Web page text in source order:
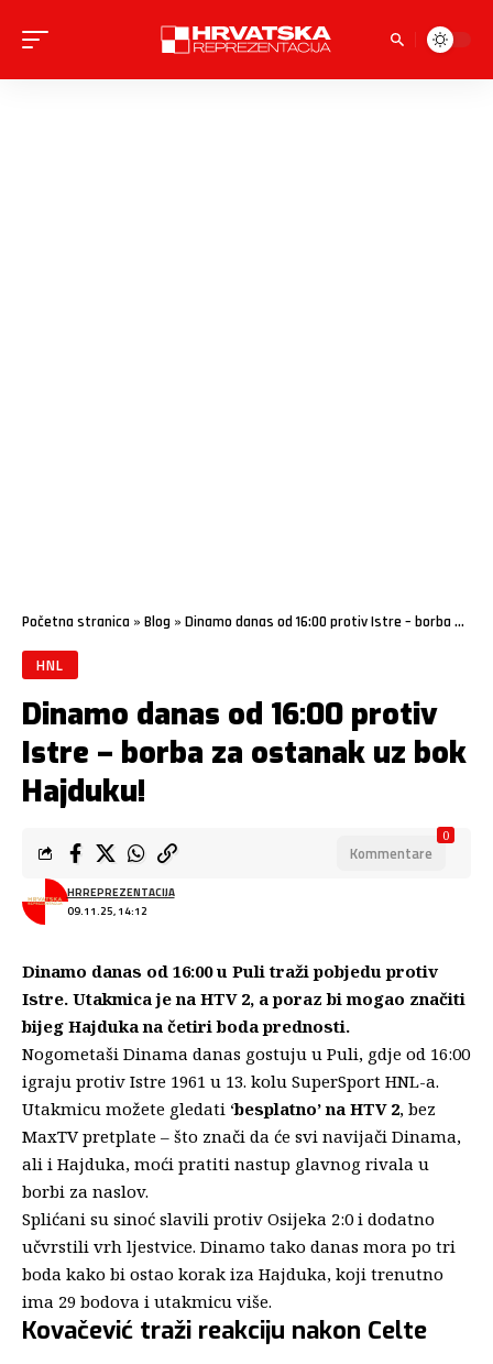
Početna stranica » Blog » Dinamo danas od 16:00 protiv Istre – borba za ostanak uz bok Hajduku!
HNL
Dinamo danas od 16:00 protiv
Istre – borba za ostanak uz bok
Hajduku!
09.11.25, 14:12
HRREPREZENTACIJA
Kommentare
0
Dinamo danas od 16:00 u Puli traži pobjedu protiv
Istre. Utakmica je na HTV 2, a poraz bi mogao značiti
bijeg Hajduka na četiri boda prednosti.
Nogometaši Dinama danas gostuju u Puli, gdje od 16:00
igraju protiv Istre 1961 u 13. kolu SuperSport HNL-a.
Utakmicu možete gledati ‘besplatno’ na HTV 2, bez
MaxTV pretplate – što znači da će svi navijači Dinama,
ali i Hajduka, moći pratiti nastup glavnog rivala u
borbi za naslov.
Splićani su sinoć slavili protiv Osijeka 2:0 i dodatno
učvrstili vrh ljestvice. Dinamo tako danas mora po tri
boda kako bi ostao korak iza Hajduka, koji trenutno
ima 29 bodova i utakmicu više.
Kovačević traži reakciju nakon Celte